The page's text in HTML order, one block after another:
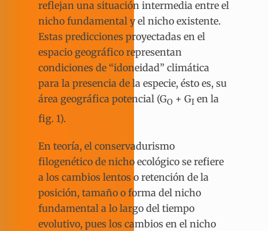
reflejan una situación intermedia entre el
nicho fundamental y el nicho existente.
Estas predicciones proyectadas en el
espacio geográfico representan
condiciones de “idoneidad” climática
para la presencia de la especie, ésto es, su
área geográfica potencial (GO + GI en la
fig. 1).
En teoría, el conservadurismo
filogenético de nicho ecológico se refiere
a los cambios lentos o retención de la
posición, tamaño o forma del nicho
fundamental a lo largo del tiempo
evolutivo, pues los cambios en el nicho